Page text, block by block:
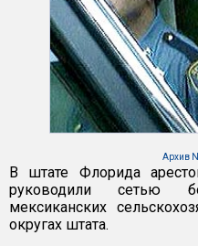
Архив
В штате Флорида
руководили сетью
мексиканских
округах штата.